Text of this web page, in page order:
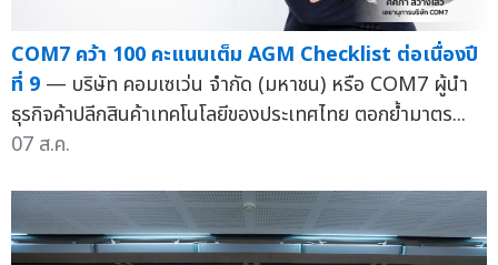
COM7 คว้า 100 คะแนนเต็ม AGM Checklist ต่อเนื่องปี
ที่ 9 — บริษัท คอมเซเว่น จำกัด (มหาชน) หรือ COM7 ผู้นำ
ธุรกิจค้าปลีกสินค้าเทคโนโลยีของประเทศไทย ตอกย้ำมาตร...
07 ส.ค.